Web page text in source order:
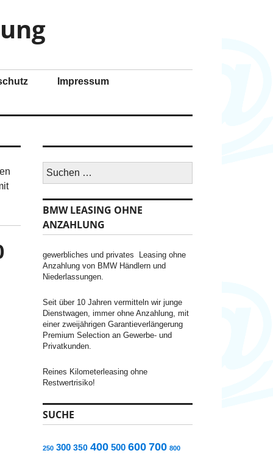
Impressum
S
h
e
n
n
c
h
:
BMW LEASING OHNE
ANZAHLUNG
gewerbliches und privates Leasing ohne
Anzahlung von BMW Händlern und
Niederlassungen.
Seit über 10 Jahren vermitteln wir junge
Dienstwagen, immer ohne Anzahlung, mit
einer zweijährigen Garantieverlängerung
Premium Selection an Gewerbe- und
Privatkunden.
Reines Kilometerleasing ohne
Restwertrisiko!
SUCHE
250 300 350 400 500 600 700 800